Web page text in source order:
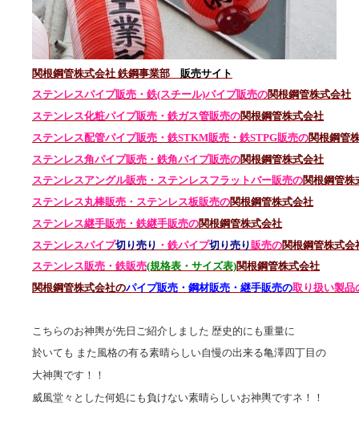
関根鋼管株式会社 鉄鋼事業部
販売サイト
ステンレスパイプ販売・鉄(スチール)パイプ販売の関根鋼管株式会社
ステンレス化粧パイプ販売・鉄ガス管販売の関根鋼管株式会社
ステンレス配管パイプ販売・鉄STKM販売・鉄STPG販売の関根鋼管
ステンレス角パイプ販売・鉄角パイプ販売の関根鋼管株式会社
ステンレスアングル販売・ ステンレスフラットバー販売の関根鋼管株
ステンレス丸棒販売・ ステンレス板販売の関根鋼管株式会社
ステンレス継手販売・鉄継手販売の関根鋼管株式会社
ステンレスパイプ切り売り ・鉄パイプ切り売り 販売の関根鋼管株式会
ステンレス販売・鉄販売(規格表・サイズ表)関根鋼管株式会社
関根鋼管株式会社のパイプ販売・鋼材販売・継手販売の取り扱い製品
こちらのお神輿が先日ご紹介しました 歴史的にも重量に
於いても また風格の有る素晴らしい自慢の出来る亀澤四丁目の
大神輿です！！
威風堂々とした何処にも負けない素晴らしいお神輿ですネ！！